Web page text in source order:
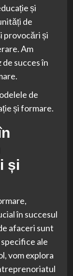
și
de
provocări și
Am
de succes în
de
și formare.
și
în succesul
afaceri sunt
ale
vom explora